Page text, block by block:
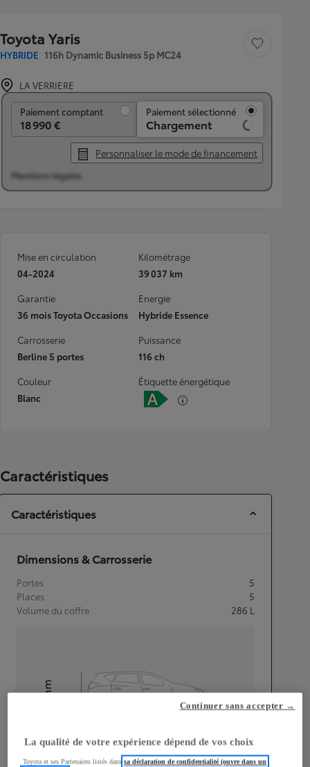
Toyota Yaris
HYBRIDE 116h Dynamic Business 5p MC24
Sauvegarder le
LA VERRIERE
Paiement comptant
18 990 €
Paiement sélectionné
Chargement
Personnaliser le mode de financement
Mentions légales
Mise en circulation
04-2024
Kilométrage
39 037 km
Garantie
36 mois Toyota Occasions
Energie
Hybride Essence
Carrosserie
Berline 5 portes
Puissance
116 ch
Couleur
Blanc
Étiquette énergétique
Caractéristiques
Caractéristiques
Dimensions & Carrosserie
Portes
5
Places
5
Volume du coffre
286 L
Longueur
3 940mm
mm
La qualité de votre expérience dépend de vos choix
Toyota et ses Partenaires listés danssa déclaration de confidentialité (ouvre dans un
Continuer sans accepter →